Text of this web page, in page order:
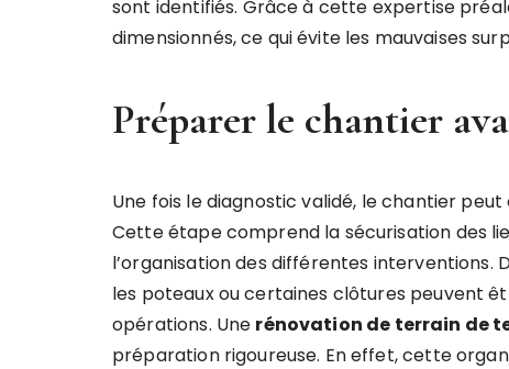
sont identifiés. Grâce à cette expertise
dimensionnés, ce qui évite les mauvaises
Préparer le chantier
Une fois le diagnostic validé, le chantier
Cette étape comprend la sécurisation des
l’organisation des différentes interventions.
les poteaux ou certaines clôtures peuvent
opérations. Une rénovation de terrain de
préparation rigoureuse. En effet, cette